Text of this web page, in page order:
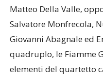
Matteo Della Valle,
Salvatore Monfrecola,
Giovanni Abagnale ed
quadruplo, le Fiamme
elementi del quartetto